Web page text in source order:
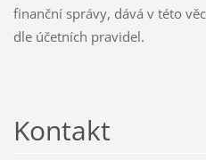
finanční správy, dává v této
dle účetních pravidel.
Kontakt